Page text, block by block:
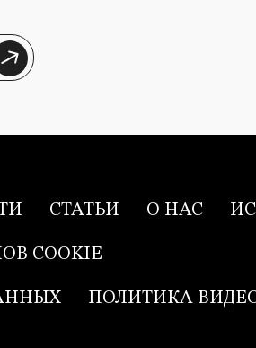
СТАТЬИ О НАС
COOKIE
ПОЛИТИКА